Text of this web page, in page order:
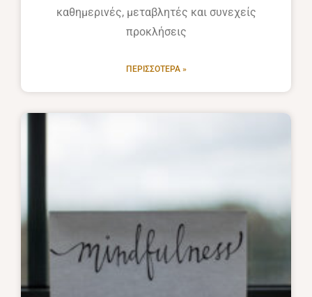
καθημερινές, μεταβλητές και συνεχείς
προκλήσεις
ΠΕΡΙΣΣΌΤΕΡΑ »